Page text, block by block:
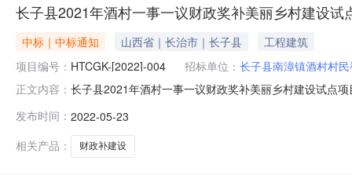
长子县2021年酒村一事一议财政奖补美丽乡村建设试
中标｜中标通知 山西省｜长治市｜长子县
工程建筑
项目编号： HTCGK-[2022]-004 招标单位： 长子县南漳镇酒村村
正文内容： 长子县2021年酒村一事一议财政奖补美丽乡村建设试点
他公示内容：无三、监督部门本招标项目的监督部门为
发布时间： 2022-05-23
相关产品：
财政补建设